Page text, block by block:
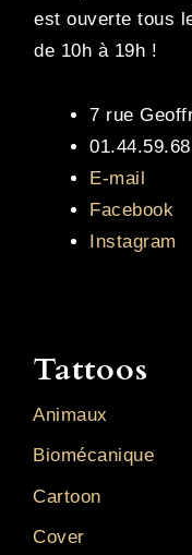
est ouverte tous
de 10h à 19h !
7 rue
E-mail
Facebook
Instagram
Tattoos
Animaux
Biomécanique
Cartoon
Cover